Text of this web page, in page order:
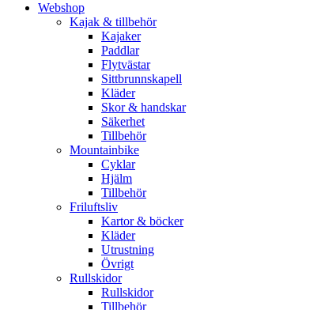
Webshop
Kajak & tillbehör
Kajaker
Paddlar
Flytvästar
Sittbrunnskapell
Kläder
Skor & handskar
Säkerhet
Tillbehör
Mountainbike
Cyklar
Hjälm
Tillbehör
Friluftsliv
Kartor & böcker
Kläder
Utrustning
Övrigt
Rullskidor
Rullskidor
Tillbehör